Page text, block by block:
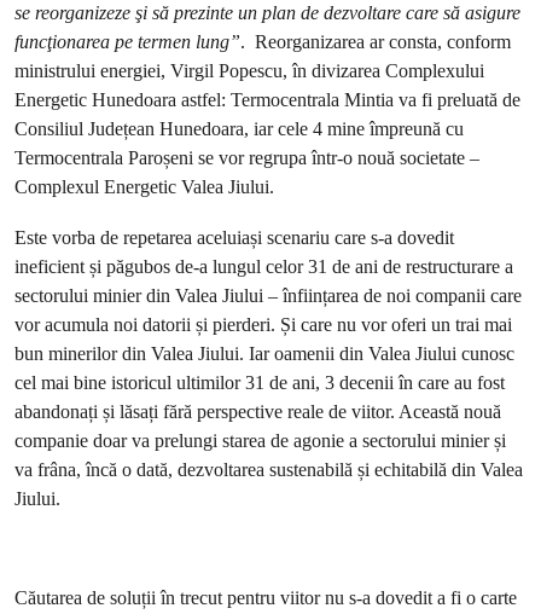
se reorganizeze şi să prezinte un plan de dezvoltare care să asigure
funcţionarea pe termen lung”. Reorganizarea ar consta, conform
ministrului energiei, Virgil Popescu, în divizarea Complexului
Energetic Hunedoara astfel: Termocentrala Mintia va fi preluată de
Consiliul Județean Hunedoara, iar cele 4 mine împreună cu
Termocentrala Paroșeni se vor regrupa într-o nouă societate –
Complexul Energetic Valea Jiului.
Este vorba de repetarea aceluiași scenariu care s-a dovedit
ineficient și păgubos de-a lungul celor 31 de ani de restructurare a
sectorului minier din Valea Jiului – înființarea de noi companii care
vor acumula noi datorii și pierderi. Și care nu vor oferi un trai mai
bun minerilor din Valea Jiului. Iar oamenii din Valea Jiului cunosc
cel mai bine istoricul ultimilor 31 de ani, 3 decenii în care au fost
abandonați și lăsați fără perspective reale de viitor. Această nouă
companie doar va prelungi starea de agonie a sectorului minier și
va frâna, încă o dată, dezvoltarea sustenabilă și echitabilă din Valea
Jiului.
Căutarea de soluții în trecut pentru viitor nu s-a dovedit a fi o carte